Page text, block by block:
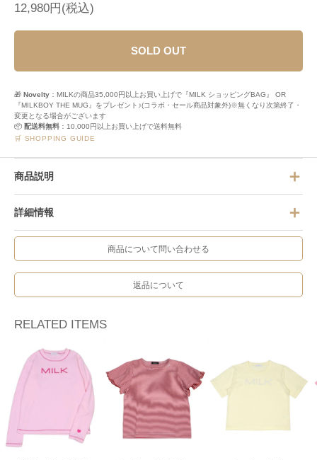
12,980円(税込)
SOLD OUT
🎁 Novelty ：MILKの商品35,000円以上お買い上げで『MILK ショッピングBAG』 OR
『MILKBOY THE MUG』をプレゼント♪(コラボ・セール商品対象外)※無くなり次第終了・
変更となる場合がございます
📦 配送料無料 ：10,000円以上お買い上げで送料無料
🛒 SHOPPING GUIDE
商品説明
詳細情報
商品について問い合わせる
返品について
RELATED ITEMS